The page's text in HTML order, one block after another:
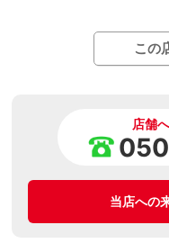
この
店舗
当店への